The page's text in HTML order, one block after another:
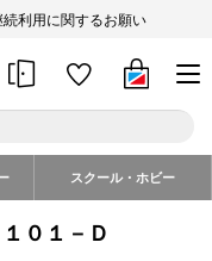
続利用に関するお願い
スクール・ホビー
０１－Ｄ